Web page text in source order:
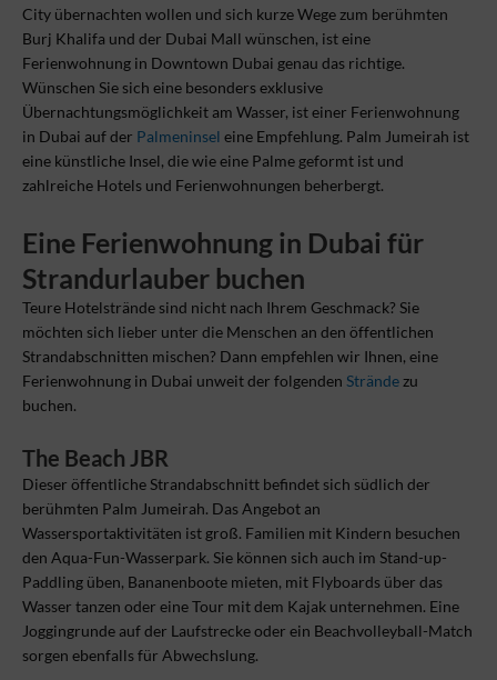
City übernachten wollen und sich kurze Wege zum berühmten
Burj Khalifa und der Dubai Mall wünschen, ist eine
Ferienwohnung in Downtown Dubai genau das richtige.
Wünschen Sie sich eine besonders exklusive
Übernachtungsmöglichkeit am Wasser, ist einer Ferienwohnung
in Dubai auf der Palmeninsel eine Empfehlung. Palm Jumeirah ist
eine künstliche Insel, die wie eine Palme geformt ist und
zahlreiche Hotels und Ferienwohnungen beherbergt.
Eine Ferienwohnung in Dubai für
Strandurlauber buchen
Teure Hotelstrände sind nicht nach Ihrem Geschmack? Sie
möchten sich lieber unter die Menschen an den öffentlichen
Strandabschnitten mischen? Dann empfehlen wir Ihnen, eine
Ferienwohnung in Dubai unweit der folgenden Strände zu
buchen.
The Beach JBR
Dieser öffentliche Strandabschnitt befindet sich südlich der
berühmten Palm Jumeirah. Das Angebot an
Wassersportaktivitäten ist groß. Familien mit Kindern besuchen
den Aqua-Fun-Wasserpark. Sie können sich auch im Stand-up-
Paddling üben, Bananenboote mieten, mit Flyboards über das
Wasser tanzen oder eine Tour mit dem Kajak unternehmen. Eine
Joggingrunde auf der Laufstrecke oder ein Beachvolleyball-Match
sorgen ebenfalls für Abwechslung.